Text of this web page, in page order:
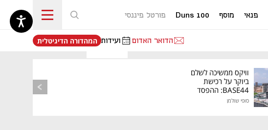
פנאי מוסף Duns 100 פורטל פיננסי
הדואר האדום ועידות
נפתח בכרטיסייה חדשה
המהדורה הדיגיטלית
וויקס ממשיכה לשלם
ביוקר על רכישת
BASE44: ההפסד
סופי שולמן